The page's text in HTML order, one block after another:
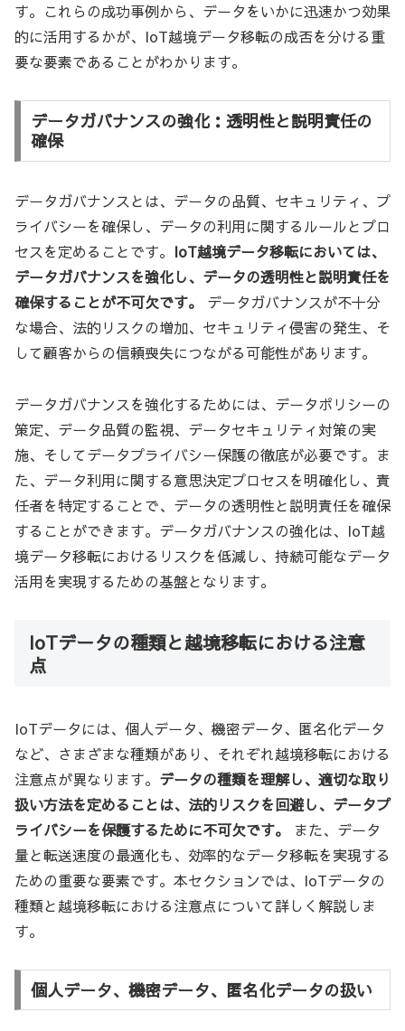
す。これらの成功事例から、データをいかに迅速かつ効果
的に活用するかが、IoT越境データ移転の成否を分ける重
要な要素であることがわかります。
データガバナンスの強化：透明性と説明責任の
確保
データガバナンスとは、データの品質、セキュリティ、プ
ライバシーを確保し、データの利用に関するルールとプロ
セスを定めることです。 IoT越境データ移転においては、
データガバナンスを強化し、データの透明性と説明責任を
確保することが不可欠です。
データガバナンスが不十分
な場合、法的リスクの増加、セキュリティ侵害の発生、そ
して顧客からの信頼喪失につながる可能性があります。
データガバナンスを強化するためには、データポリシーの
策定、データ品質の監視、データセキュリティ対策の実
施、そしてデータプライバシー保護の徹底が必要です。ま
た、データ利用に関する意思決定プロセスを明確化し、責
任者を特定することで、データの透明性と説明責任を確保
することができます。データガバナンスの強化は、IoT越
境データ移転におけるリスクを低減し、持続可能なデータ
活用を実現するための基盤となります。
IoTデータの種類と越境移転における注意
点
IoTデータには、個人データ、機密データ、匿名化データ
など、さまざまな種類があり、それぞれ越境移転における
注意点が異なります。 データの種類を理解し、適切な取り
扱い方法を定めることは、法的リスクを回避し、データプ
ライバシーを保護するために不可欠です。
また、データ
量と転送速度の最適化も、効率的なデータ移転を実現する
ための重要な要素です。本セクションでは、IoTデータの
種類と越境移転における注意点について詳しく解説しま
す。
個人データ、機密データ、匿名化データの扱い